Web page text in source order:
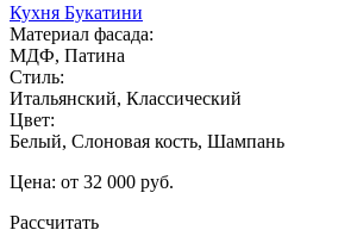
Кухня Букатини
Материал фасада:
МДФ, Патина
Стиль:
Итальянский, Классический
Цвет:
Белый, Слоновая кость, Шампань
Цена: от 32 000 руб.
Рассчитать